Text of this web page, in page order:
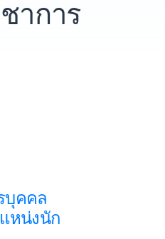
าการ
บุคคล
หน่งนัก